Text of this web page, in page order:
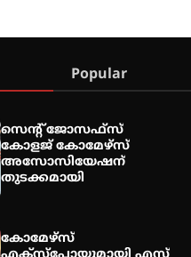
Popular
സെന്റ് ജോസഫ്സ്
കോളജ് കോമേഴ്‌സ്
അസോസിയേഷന്
തുടക്കമായി
കോമേഴ്സ്